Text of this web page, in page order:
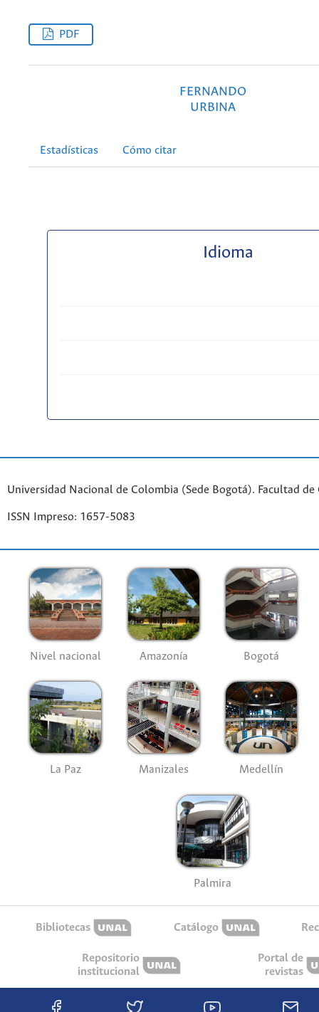
PDF
FERNANDO
URBINA
Estadísticas Cómo citar
Idioma
Universidad Nacional de Colombia (Sede Bogotá). Facultad de
ISSN Impreso: 1657-5083
Nivel nacional Amazonía Bogotá
La Paz Manizales Medellín
Palmira
Bibliotecas Catálogo
Repositorio
institucional
Portal de
revistas